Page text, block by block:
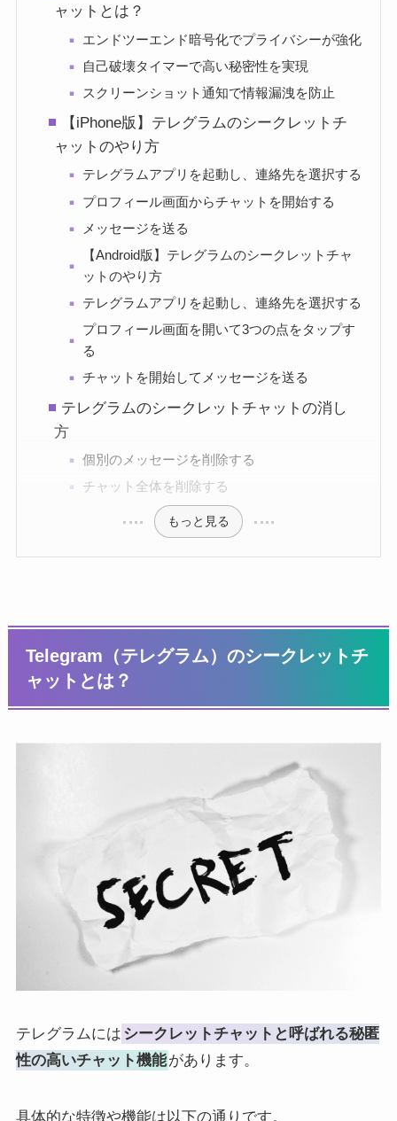
ャットとは？
エンドツーエンド暗号化でプライバシーが強化
自己破壊タイマーで高い秘密性を実現
スクリーンショット通知で情報漏洩を防止
【iPhone版】テレグラムのシークレットチ
ャットのやり方
テレグラムアプリを起動し、連絡先を選択する
プロフィール画面からチャットを開始する
メッセージを送る
【Android版】テレグラムのシークレットチャ
ットのやり方
テレグラムアプリを起動し、連絡先を選択する
プロフィール画面を開いて3つの点をタップす
る
チャットを開始してメッセージを送る
テレグラムのシークレットチャットの消し
方
個別のメッセージを削除する
チャット全体を削除する
もっと見る
Telegram（テレグラム）のシークレットチ
ャットとは？
テレグラムには シークレットチャットと呼ばれる秘匿
性の高いチャット機能があります。
具体的な特徴や機能は以下の通りです。